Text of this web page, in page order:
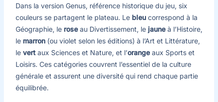
Dans la version Genus, référence historique du jeu, six
couleurs se partagent le plateau. Le bleucorrespond à la
Géographie, le roseau Divertissement, le jauneà l’Histoire,
le marron(ou violet selon les éditions) à l’Art et Littérature,
le vertaux Sciences et Nature, et l’orangeaux Sports et
Loisirs. Ces catégories couvrent l’essentiel de la culture
générale et assurent une diversité qui rend chaque partie
équilibrée.